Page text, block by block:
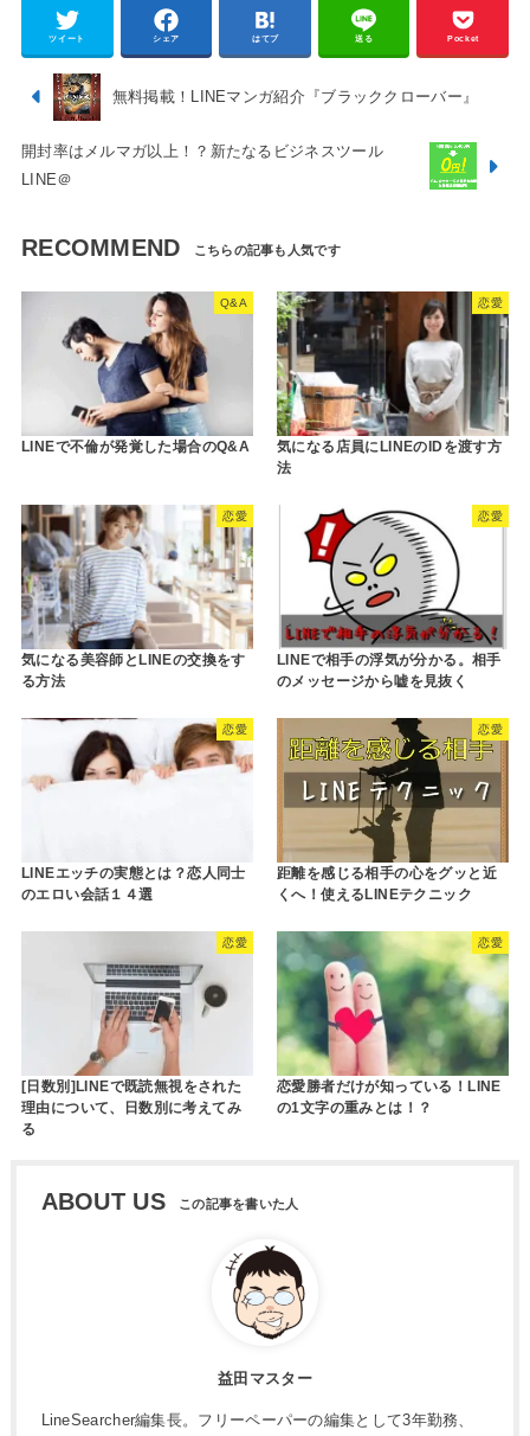
ツイート シェア はてブ 送る Pocket
無料掲載！LINEマンガ紹介『ブラッククローバー』
開封率はメルマガ以上！？新たなるビジネスツール
LINE＠
RECOMMEND
Q&A
LINEで不倫が発覚した場合のQ&A
恋愛
気になる店員にLINEのIDを渡す方
法
恋愛
気になる美容師とLINEの交換をす
る方法
恋愛
LINEで相手の浮気が分かる。相手
のメッセージから嘘を見抜く
恋愛
LINEエッチの実態とは？恋人同士
のエロい会話１４選
恋愛
距離を感じる相手の心をグッと近
くへ！使えるLINEテクニック
恋愛
[日数別]LINEで既読無視をされた
理由について、日数別に考えてみ
る
恋愛
恋愛勝者だけが知っている！LINE
の1文字の重みとは！？
ABOUT US
益田マスター
LineSearcher編集長。フリーペーパーの編集として3年勤務、